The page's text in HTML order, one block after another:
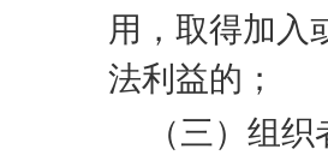
用，取得加入
法利益的；
（三）组